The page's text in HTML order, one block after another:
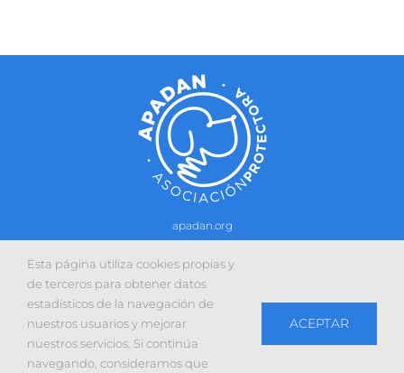
apadan.org
Contacto–Política de cookies-Política de privacidad
Sitio web desarrollado con la colaboración de:
Esta página utiliza cookies propias y
de terceros para obtener datos
estadísticos de la navegación de
nuestros usuarios y mejorar
nuestros servicios. Si continúa
navegando, consideramos que
ACEPTAR